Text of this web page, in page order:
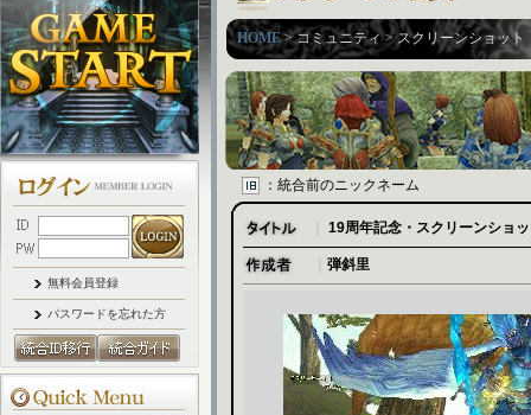
無料会員登録
パスワードを忘れた方
HOME> コミュニティ > スクリーンショット
：統合前のニックネーム
19周年記念・スクリーンショ
弾斜里